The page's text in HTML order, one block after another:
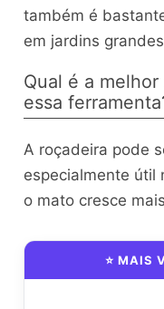
também é
em jardins
Qual é a
essa
A roçadeira pode
especialmente útil
o mato cresce
⭐ MAIS